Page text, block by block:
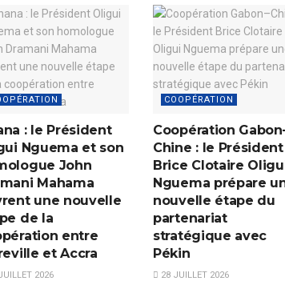
: le Président
Nguema et son
John
Mahama
une nouvelle
de la
entre
et Accra
2026
COOPÉRATION
Coopération
Chine : le Président
Brice Clotaire
Nguema prépare
nouvelle étape du
partenariat
stratégique avec
Pékin
28 JUILLET 2026